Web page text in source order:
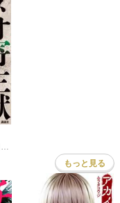
もっと見る